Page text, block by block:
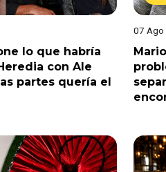
lo que habría
con Ale
partes quería el
07